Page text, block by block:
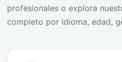
profesionales o explora
completo por idioma, edad,